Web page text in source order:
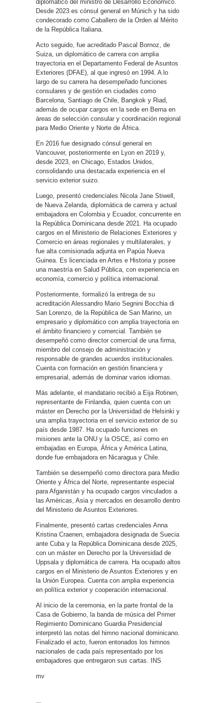
diplomático del ministro de Desarrollo Económico.
Desde 2023 es cónsul general en Múnich y ha sido
condecorado como Caballero de la Orden al Mérito
de la República Italiana.
Acto seguido, fue acreditado Pascal Bornoz, de
Suiza, un diplomático de carrera con amplia
trayectoria en el Departamento Federal de Asuntos
Exteriores (DFAE), al que ingresó en 1994. A lo
largo de su carrera ha desempeñado funciones
consulares y de gestión en ciudades como
Barcelona, Santiago de Chile, Bangkok y Riad,
además de ocupar cargos en la sede en Berna en
áreas de selección consular y coordinación regional
para Medio Oriente y Norte de África.
En 2016 fue designado cónsul general en
Vancouver, posteriormente en Lyon en 2019 y,
desde 2023, en Chicago, Estados Unidos,
consolidando una destacada experiencia en el
servicio exterior suizo.
Luego, presentó credenciales Nicola Jane Stiwell,
de Nueva Zelanda, diplomática de carrera y actual
embajadora en Colombia y Ecuador, concurrente en
la República Dominicana desde 2021. Ha ocupado
cargos en el Ministerio de Relaciones Exteriores y
Comercio en áreas regionales y multilaterales, y
fue alta comisionada adjunta en Papúa Nueva
Guinea. Es licenciada en Artes e Historia y posee
una maestría en Salud Pública, con experiencia en
economía, comercio y política internacional.
Posteriormente, formalizó la entrega de su
acreditación Alessandro Mario Segnini Bocchia di
San Lorenzo, de la República de San Marino, un
empresario y diplomático con amplia trayectoria en
el ámbito financiero y comercial. También se
desempeñó como director comercial de una firma,
miembro del consejo de administración y
responsable de grandes acuerdos institucionales.
Cuenta con formación en gestión financiera y
empresarial, además de dominar varios idiomas.
Más adelante, el mandatario recibió a Eija Rotinen,
representante de Finlandia, quien cuenta con un
máster en Derecho por la Universidad de Helsinki y
una amplia trayectoria en el servicio exterior de su
país desde 1987. Ha ocupado funciones en
misiones ante la ONU y la OSCE, así como en
embajadas en Europa, África y América Latina,
donde fue embajadora en Nicaragua y Chile.
También se desempeñó como directora para Medio
Oriente y África del Norte, representante especial
para Afganistán y ha ocupado cargos vinculados a
las Américas, Asia y mercados en desarrollo dentro
del Ministerio de Asuntos Exteriores.
Finalmente, presentó cartas credenciales Anna
Kristina Craenen, embajadora designada de Suecia
ante Cuba y la República Dominicana desde 2025,
con un máster en Derecho por la Universidad de
Uppsala y diplomática de carrera. Ha ocupado altos
cargos en el Ministerio de Asuntos Exteriores y en
la Unión Europea. Cuenta con amplia experiencia
en política exterior y cooperación internacional.
Al inicio de la ceremonia, en la parte frontal de la
Casa de Gobierno, la banda de música del Primer
Regimiento Dominicano Guardia Presidencial
interpretó las notas del himno nacional dominicano.
Finalizado el acto, fueron entonados los himnos
nacionales de cada país representado por los
embajadores que entregaron sus cartas. INS
mv